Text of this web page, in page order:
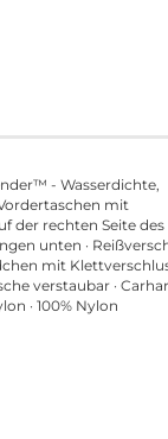
- Wasserdichte,
mit
der rechten Seite des
unten ·
mit
verstaubar ·
· 100% Nylon